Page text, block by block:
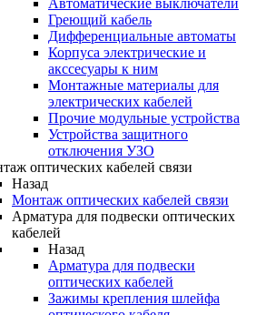
Автоматические выключатели
Греющий кабель
Дифференциальные автоматы
Корпуса электрические и
акссесуары к ним
Монтажные материалы для
электрических кабелей
Прочие модульные устройства
Устройства защитного
отключения УЗО
оптических кабелей связи
Назад
Монтаж оптических кабелей связи
Арматура для подвески оптических
кабелей
Назад
Арматура для подвески
оптических кабелей
Зажимы крепления шлейфа